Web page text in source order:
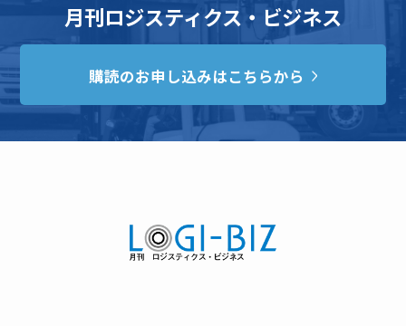
月刊ロジスティクス・ビジネス
購読のお申し込みはこちらから